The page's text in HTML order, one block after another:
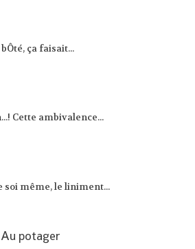
ça faisait...
Cette ambivalence...
soi même, le liniment...
potager